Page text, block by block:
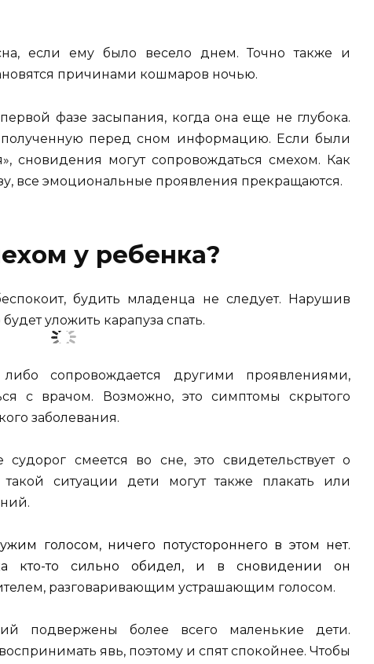
если ему было весело днем. Точно также и
причинами кошмаров ночью.
фазе засыпания, когда она еще не глубока.
полученную перед сном информацию. Если были
сновидения могут сопровождаться смехом. Как
все эмоциональные проявления прекращаются.
у ребенка?
будить младенца не следует. Нарушив
уложить карапуза спать.
сопровождается другими проявлениями,
с врачом. Возможно, это симптомы скрытого
заболевания.
смеется во сне, это свидетельствует о
ситуации дети могут также плакать или
голосом, ничего потустороннего в этом нет.
кто-то сильно обидел, и в сновидении он
разговаривающим устрашающим голосом.
подвержены более всего маленькие дети.
явь, поэтому и спят спокойнее. Чтобы